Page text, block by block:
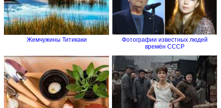
Жемчужины Титикаки
Фотографии известных людей
времён СССР